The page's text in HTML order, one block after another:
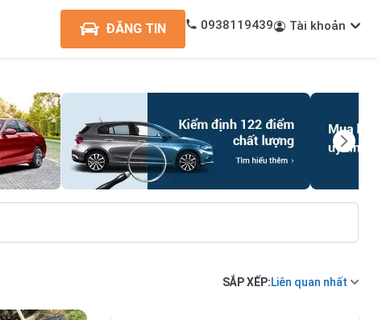
ĐĂNG TIN 0938119439 Tài khoản
SẮP XẾP:Liên quan nhất